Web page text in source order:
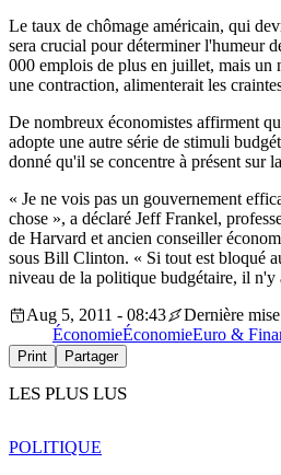
Le taux de chômage américain, qui
sera crucial pour déterminer l'humeur
000 emplois de plus en juillet, mais un
une contraction, alimenterait les
De nombreux économistes affirment
adopte une autre série de stimuli
donné qu'il se concentre à présent sur
« Je ne vois pas un gouvernement
chose », a déclaré Jeff Frankel,
de Harvard et ancien conseiller
sous Bill Clinton. « Si tout est bloqué
niveau de la politique budgétaire, il n'y
Aug 5, 2011 - 08:43
Dernière
ÉconomieÉconomieEuro &
Print Partager
LES PLUS LUS
POLITIQUE